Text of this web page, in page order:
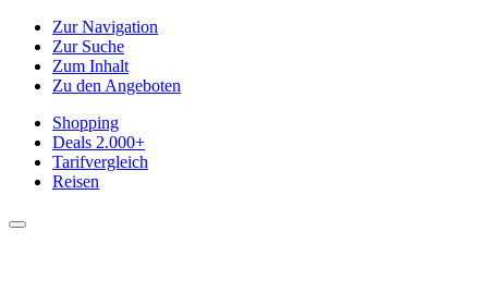
Zur Navigation
Zur Suche
Zum Inhalt
Zu den Angeboten
Shopping
Deals 2.000+
Tarifvergleich
Reisen